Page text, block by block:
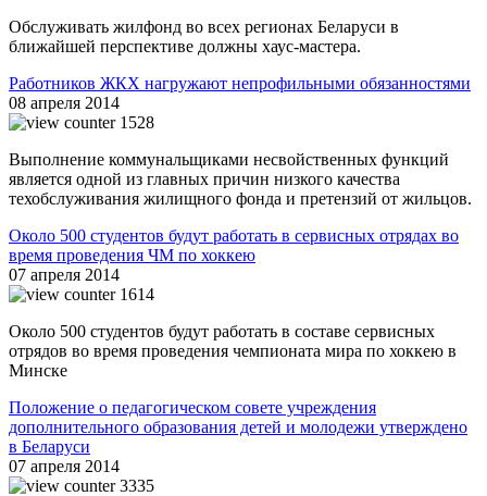
Обслуживать жилфонд во всех регионах Беларуси в
ближайшей перспективе должны хаус-мастера.
Работников ЖКХ нагружают непрофильными обязанностями
08 апреля 2014
1528
Выполнение коммунальщиками несвойственных функций
является одной из главных причин низкого качества
техобслуживания жилищного фонда и претензий от жильцов.
Около 500 студентов будут работать в сервисных отрядах во
время проведения ЧМ по хоккею
07 апреля 2014
1614
Около 500 студентов будут работать в составе сервисных
отрядов во время проведения чемпионата мира по хоккею в
Минске
Положение о педагогическом совете учреждения
дополнительного образования детей и молодежи утверждено
в Беларуси
07 апреля 2014
3335